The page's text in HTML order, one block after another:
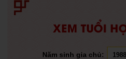
XEM TUỔI
Năm sinh gia chủ: